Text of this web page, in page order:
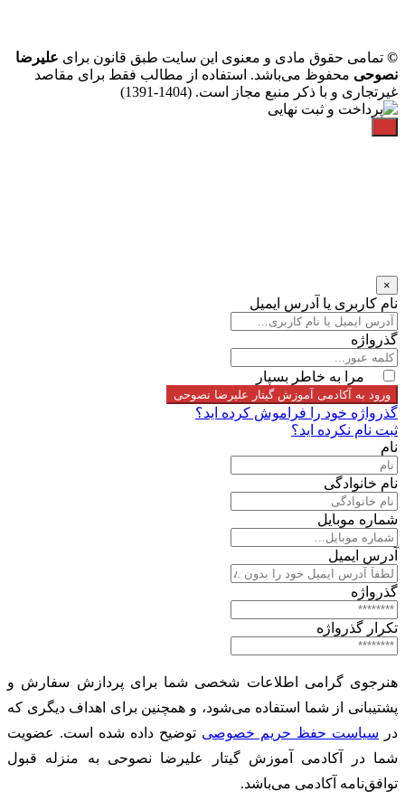
© تمامی حقوق مادی و معنوی این سایت طبق قانون برای علیرضا
نصوحی محفوظ می‌باشد. استفاده از مطالب فقط برای مقاصد
غیرتجاری و با ذکر منبع مجاز است. (1404-1391)
×
نام کاربری یا آدرس ایمیل
گذرواژه
مرا به خاطر بسپار
ورود به آکادمی آموزش گیتار علیرضا نصوحی
گذرواژه خود را فراموش کرده اید؟
ثبت نام نکرده اید؟
نام
نام خانوادگی
شماره موبایل
آدرس ایمیل
گذرواژه
تکرار گذرواژه
هنرجوی گرامی اطلاعات شخصی شما برای پردازش سفارش و
پشتیبانی از شما استفاده می‌شود، و همچنین برای اهداف دیگری که
در سیاست حفظ حریم خصوصی توضیح داده شده است. عضویت
شما در آکادمی آموزش گیتار علیرضا نصوحی به منزله قبول
توافق‌نامه آکادمی می‌باشد.